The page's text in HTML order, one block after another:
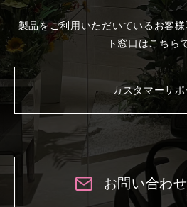
製品をご利用いただいているお客
ト窓口はこちら
カスタマーサポ
お問い合わ